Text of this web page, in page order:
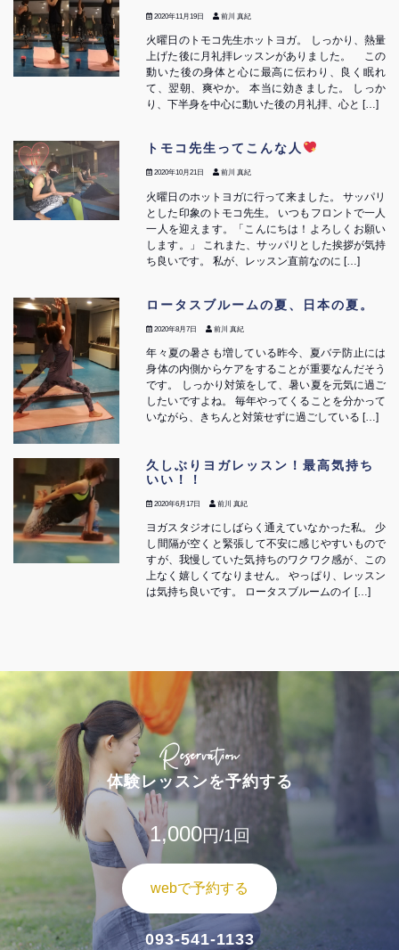
2020年11月19日 前川 真紀
火曜日のトモコ先生ホットヨガ。 しっかり、熱量
上げた後に月礼拝レッスンがありました。 この
動いた後の身体と心に最高に伝わり、良く眠れ
て、翌朝、爽やか。 本当に効きました。 しっか
り、下半身を中心に動いた後の月礼拝、心と […]
トモコ先生ってこんな人
2020年10月21日 前川 真紀
火曜日のホットヨガに行って来ました。 サッパリ
とした印象のトモコ先生。 いつもフロントで一人
一人を迎えます。「こんにちは！よろしくお願い
します。」 これまた、サッパリとした挨拶が気持
ち良いです。 私が、レッスン直前なのに […]
ロータスブルームの夏、日本の夏。
2020年8月7日 前川 真紀
年々夏の暑さも増している昨今、夏バテ防止には
身体の内側からケアをすることが重要なんだそう
です。 しっかり対策をして、暑い夏を元気に過ご
したいですよね。 毎年やってくることを分かって
いながら、きちんと対策せずに過ごしている […]
久しぶりヨガレッスン！最高気持ち
いい！！
2020年6月17日 前川 真紀
ヨガスタジオにしばらく通えていなかった私。 少
し間隔が空くと緊張して不安に感じやすいもので
すが、我慢していた気持ちのワクワク感が、この
上なく嬉しくてなりません。 やっぱり、レッスン
は気持ち良いです。 ロータスブルームのイ […]
Reservation
体験レッスンを予約する
1,000円/1回
webで予約する
093-541-1133